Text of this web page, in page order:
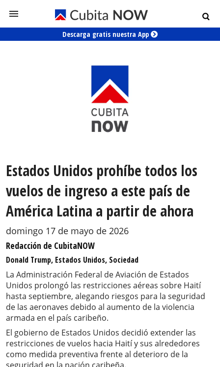
Descarga gratis nuestra App
Estados Unidos prohíbe todos los
vuelos de ingreso a este país de
América Latina a partir de ahora
domingo 17 de mayo de 2026
Redacción de CubitaNOW
Donald Trump, Estados Unidos, Sociedad
La Administración Federal de Aviación de Estados
Unidos prolongó las restricciones aéreas sobre Haití
hasta septiembre, alegando riesgos para la seguridad
de las aeronaves debido al aumento de la violencia
armada en el país caribeño.
El gobierno de Estados Unidos decidió extender las
restricciones de vuelos hacia Haití y sus alrededores
como medida preventiva frente al deterioro de la